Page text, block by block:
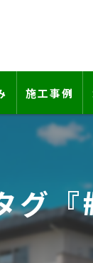
について―
施工事例
グ『